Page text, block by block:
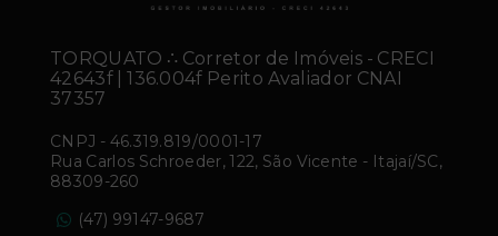
TORQUATO ∴ Corretor de Imóveis - CRECI
42643f | 136.004f Perito Avaliador CNAI
37357
CNPJ - 46.319.819/0001-17
Rua Carlos Schroeder, 122, São Vicente - Itajaí/SC,
88309-260
(47) 99147-9687